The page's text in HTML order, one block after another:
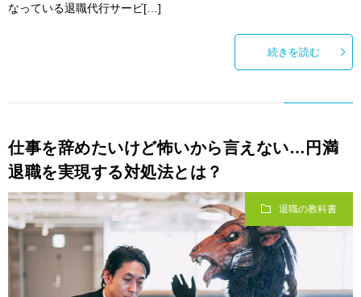
なっている退職代行サービ[…]
続きを読む
仕事を辞めたいけど怖いから言えない…円満
退職を実現する対処法とは？
退職の教科書